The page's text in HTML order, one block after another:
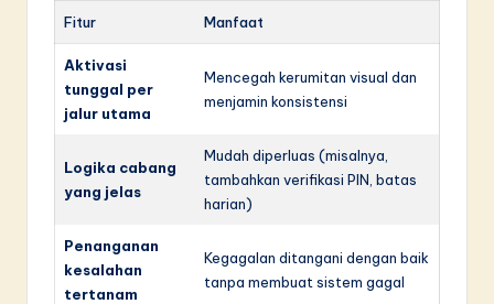
Fitur Manfaat
Aktivasi
tunggal per
jalur utama
Mencegah kerumitan visual dan
menjamin konsistensi
Logika cabang
yang jelas
Mudah diperluas (misalnya,
tambahkan verifikasi PIN, batas
harian)
Penanganan
kesalahan
tertanam
Kegagalan ditangani dengan baik
tanpa membuat sistem gagal